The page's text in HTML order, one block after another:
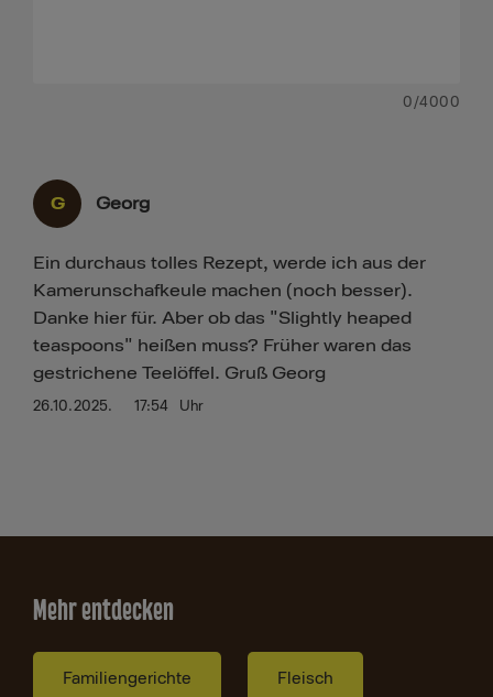
0 /4000
G Georg
26.10.2025. 17:54 Uhr
Ein durchaus tolles Rezept, werde ich aus der
Kamerunschafkeule machen (noch besser).
Danke hier für. Aber ob das "Slightly heaped
teaspoons" heißen muss? Früher waren das
gestrichene Teelöffel. Gruß Georg
Mehr entdecken
Familiengerichte Fleisch